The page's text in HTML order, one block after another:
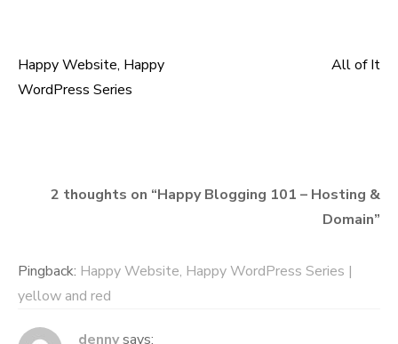
Post
Happy Website, Happy
WordPress Series
All of It
2 thoughts on “Happy Blogging 101 – Hosting &
Domain”
Pingback: Happy Website, Happy WordPress Series |
yellow and red
dennysays: